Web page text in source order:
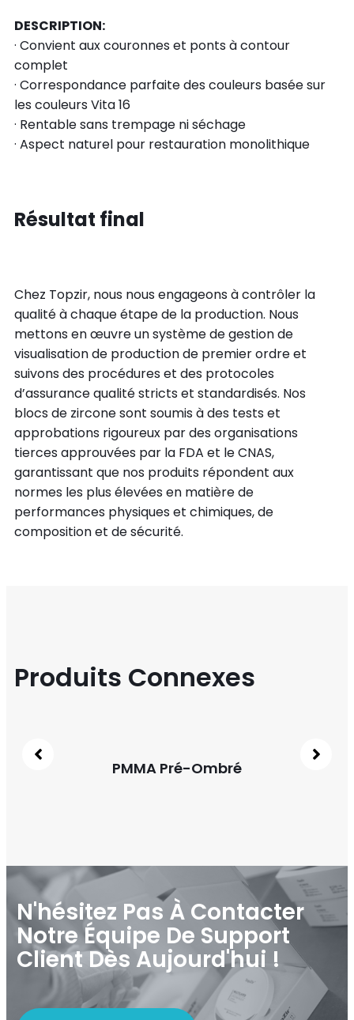
DESCRIPTION:
· Convient aux couronnes et ponts à contour
complet
· Correspondance parfaite des couleurs basée sur
les couleurs Vita 16
· Rentable sans trempage ni séchage
· Aspect naturel pour restauration monolithique
Résultat final
Chez Topzir, nous nous engageons à contrôler la
qualité à chaque étape de la production. Nous
mettons en œuvre un système de gestion de
visualisation de production de premier ordre et
suivons des procédures et des protocoles
d’assurance qualité stricts et standardisés. Nos
blocs de zircone sont soumis à des tests et
approbations rigoureux par des organisations
tierces approuvées par la FDA et le CNAS,
garantissant que nos produits répondent aux
normes les plus élevées en matière de
performances physiques et chimiques, de
composition et de sécurité.
Produits Connexes
Pré-Ombré
N'hésitez Pas À Contacter
Notre Équipe De Support
Client Dès Aujourd'hui !